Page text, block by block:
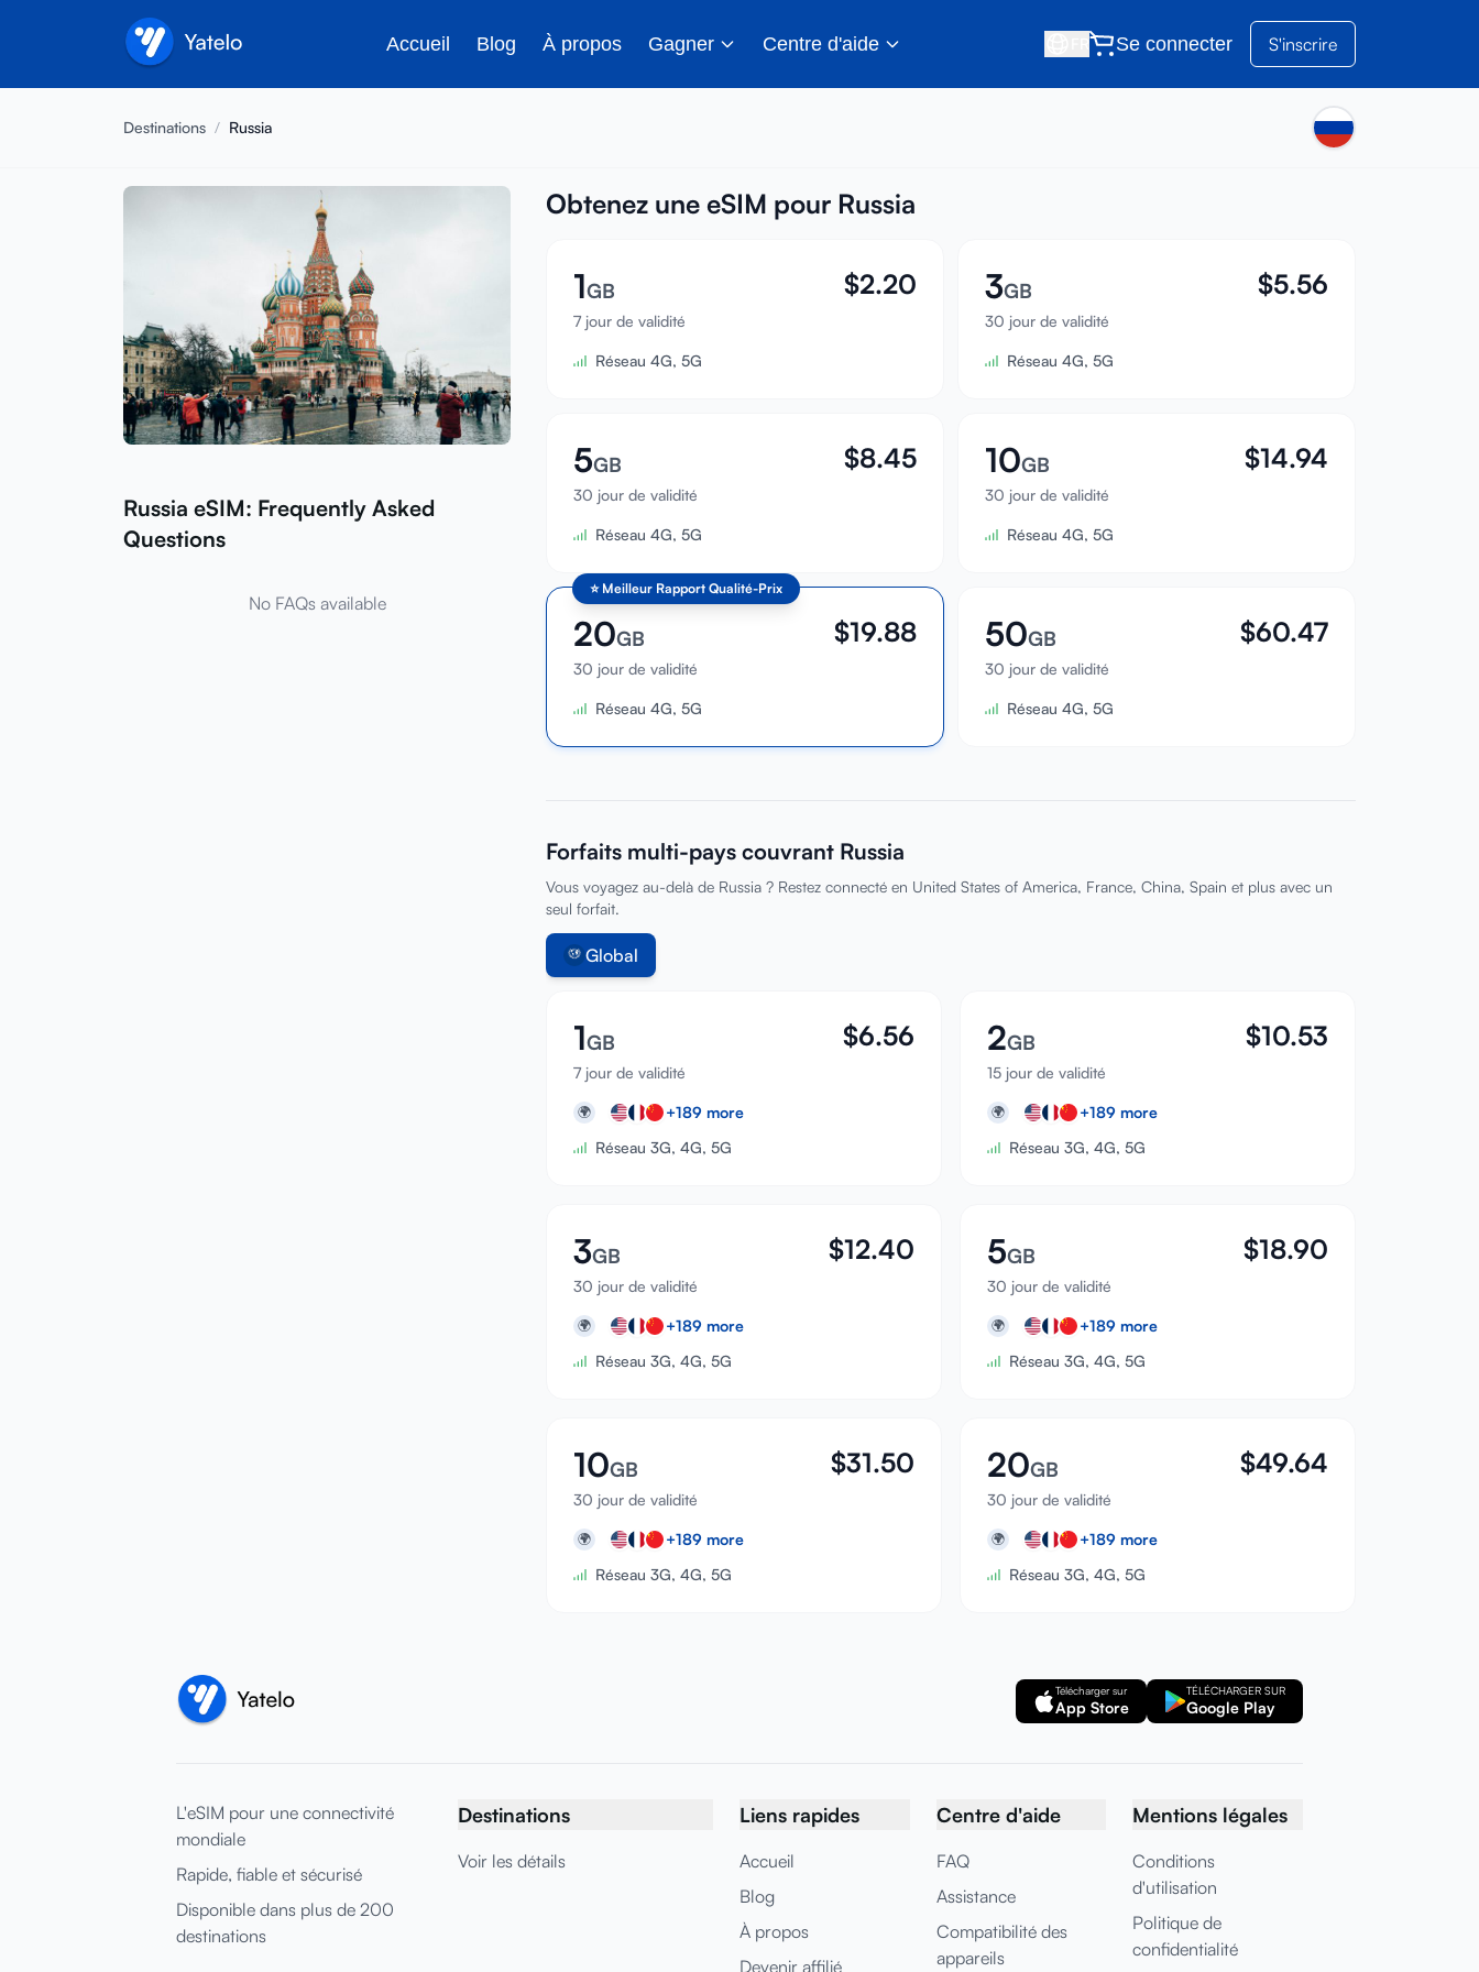
Accueil Blog À propos Gagner Centre d'aide Se connecter S'inscrire
Destinations / Russia
Russia eSIM: Frequently Asked
Questions
No FAQs available
Obtenez une eSIM pour Russia
1GB
7 jour de validité
$2.20
Réseau 4G, 5G
3GB
30 jour de validité
$5.56
Réseau 4G, 5G
5GB
30 jour de validité
$8.45
Réseau 4G, 5G
10GB
30 jour de validité
$14.94
Réseau 4G, 5G
⭐ Meilleur Rapport Qualité-Prix
20GB
30 jour de validité
$19.88
Réseau 4G, 5G
50GB
30 jour de validité
$60.47
Réseau 4G, 5G
Forfaits multi-pays couvrant Russia
Vous voyagez au-delà de Russia ? Restez connecté en United States of America, France, China, Spain et plus avec un
seul forfait.
Global
1GB
7 jour de validité
$6.56
🌍 +189 more
Réseau 3G, 4G, 5G
2GB
15 jour de validité
$10.53
🌍 +189 more
Réseau 3G, 4G, 5G
3GB
30 jour de validité
$12.40
🌍 +189 more
Réseau 3G, 4G, 5G
5GB
30 jour de validité
$18.90
🌍 +189 more
Réseau 3G, 4G, 5G
10GB
30 jour de validité
$31.50
🌍 +189 more
Réseau 3G, 4G, 5G
20GB
30 jour de validité
$49.64
🌍 +189 more
Réseau 3G, 4G, 5G
Télécharger sur
App Store
TÉLÉCHARGER SUR
Google Play
L'eSIM pour une connectivité
mondiale
Rapide, fiable et sécurisé
Disponible dans plus de 200
destinations
Destinations
Voir les détails
Liens rapides
Accueil
Blog
À propos
Devenir affilié
Centre d'aide
FAQ
Assistance
Compatibilité des
appareils
Mentions légales
Conditions
d'utilisation
Politique de
confidentialité